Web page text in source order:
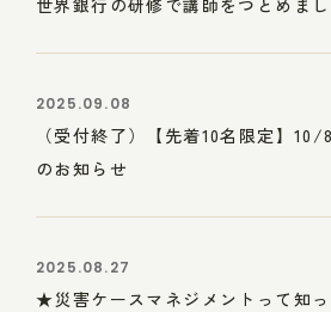
世界銀行の研修で講師をつとめま
2025.09.08
（受付終了）【先着10名限定】
のお知らせ
2025.08.27
★災害ケースマネジメントって知